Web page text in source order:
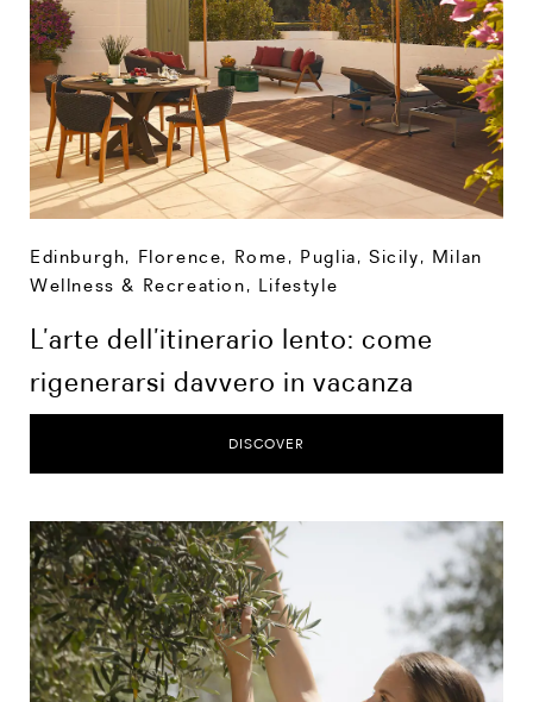
Edinburgh, Florence, Rome, Puglia,Sicily, Milan
Wellness & Recreation, Lifestyle
L’arte dell’itinerario lento: come
rigenerarsi davvero in vacanza
DISCOVER